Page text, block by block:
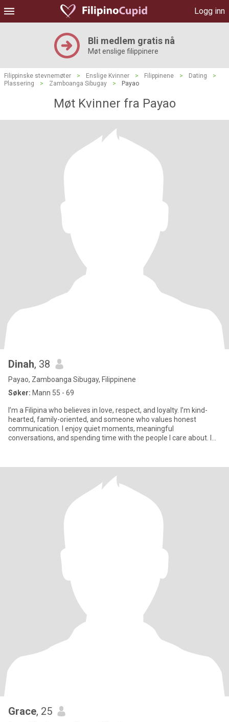
Logg inn
Bli medlem gratis nå
Møt enslige filippinere
Filippinske stevnemøter > Enslige Kvinner > Filippinene > Dating
>
Plassering
> Zamboanga Sibugay > Payao
Møt Kvinner fra Payao
Dinah, 38
Payao, Zamboanga Sibugay, Filippinene
Søker: Mann 55 - 69
I’m a Filipina who believes in love, respect, and loyalty. I’m kind-
hearted, family-oriented, and someone who values honest
communication. I enjoy quiet moments, meaningful
conversations, and spending time with the people I care about. I
Grace, 25